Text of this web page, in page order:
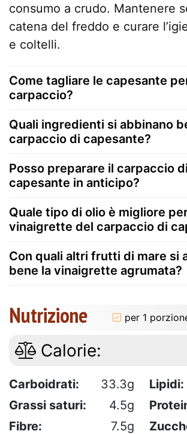
consumo a crudo. Mantenere
catena del freddo e curare
e coltelli.
Come tagliare le capesante
carpaccio?
Quali ingredienti si abbinano
carpaccio di capesante?
Posso preparare il carpaccio di
capesante in anticipo?
Quale tipo di olio è migliore
vinaigrette del carpaccio di
Con quali altri frutti di mare si
bene la vinaigrette agrumata?
Nutrizione per 1
Calorie:
Carboidrati: 33.3g Lipidi:
Grassi saturi:
4.5g
Fibre:
7.5g